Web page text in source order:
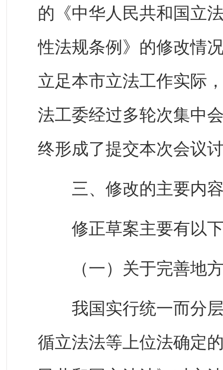
的《中华人民共和国立
性法规条例》的修改情
立足本市立法工作实际
法工委经过多轮次集中
终形成了提交本次会议
三、修改的主要内
修正草案主要有以下
（一）关于完善地方
我国实行统一而分层
循立法法等上位法确定